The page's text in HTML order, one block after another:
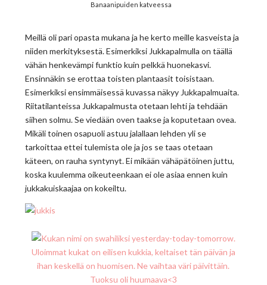
Banaanipuiden katveessa
Meillä oli pari opasta mukana ja he kerto meille kasveista ja
niiden merkityksestä. Esimerkiksi Jukkapalmulla on täällä
vähän henkevämpi funktio kuin pelkkä huonekasvi.
Ensinnäkin se erottaa toisten plantaasit toisistaan.
Esimerkiksi ensimmäisessä kuvassa näkyy Jukkapalmuaita.
Riitatilanteissa Jukkapalmusta otetaan lehti ja tehdään
siihen solmu. Se viedään oven taakse ja koputetaan ovea.
Mikäli toinen osapuoli astuu jalallaan lehden yli se
tarkoittaa ettei tulemista ole ja jos se taas otetaan
käteen, on rauha syntynyt. Ei mikään vähäpätöinen juttu,
koska kuulemma oikeuteenkaan ei ole asiaa ennen kuin
jukkakuiskaajaa on kokeiltu.